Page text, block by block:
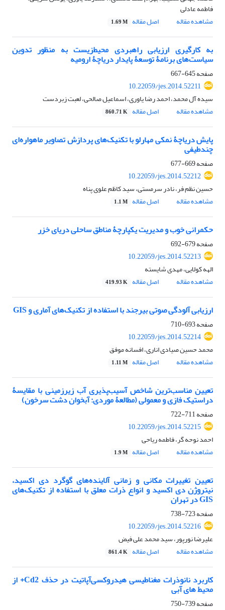
فاطمه عادلی
مشاهده مقاله
اصل مقاله 1.69 M
به ‌‌کارگیری ارزیابی ‌‌راهبردی‌‌ محیط‌‌زیست به منظور تدوین
سیاست‌‌های برنامۀ توسعۀ پایدار دریاچۀ ارومیه
صفحه645-667
10.22059/jes.2014.52211
سیده آل محمد، احمد رضا یاوری، اسماعیل صالحی، لعبت زبردست
مشاهده مقاله
اصل مقاله 860.71 K
پایش دریاچۀ‌ نمکی مهارلو با تکنیک‌های پردازش تصاویر ماهواره‌ای
چندطیفی
صفحه669-677
10.22059/jes.2014.52212
حسین نظم فر، نادر سرمستی، سید کاظم علوی پناه
مشاهده مقاله
اصل مقاله 1.1 M
حکمرانی خوب و مدیریت یکپارچۀ مناطق ساحلی دریای خزر
صفحه679-692
10.22059/jes.2014.52213
الهه کولایی، مهدی شایسته
مشاهده مقاله
اصل مقاله 419.93 K
ارزیابی آلودگی صوتی بیرجند با استفاده از تکنیک‌های آماری و GIS
صفحه693-710
10.22059/jes.2014.52214
محمد حسین صیادی اناری، افسانه موفق
مشاهده مقاله
اصل مقاله 1.11 M
تعیین مناسب‌‌ترین شاخص آسیب‌‌پذیری آب زیرزمینی با مقایسۀ
دراستیک فازی و معمولی (مطالعۀ موردی: آبخوان دشت سرخون)
صفحه711-722
10.22059/jes.2014.52215
احمد نوحه گر، فاطمه ریاحی
مشاهده مقاله
اصل مقاله 1.9 M
تعیین تغییرات مکانی و زمانی آلاینده‌های گوگرد دی اکسید،
نیتروژن دی اکسید و انواع ذرات معلق با استفاده از تکنیک‌های
GIS در تهران
صفحه723-738
10.22059/jes.2014.52216
علیرضا نورپور، سید محمد علی فیض
مشاهده مقاله
اصل مقاله 861.4 K
کاربرد نانوذرات مغناطیسی هیدروکسی‌آپاتیت در حذف Cd2+ از
محیط‌ های آبی
صفحه739-750